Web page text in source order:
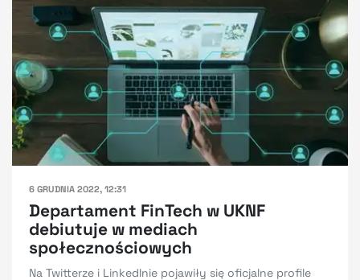
6 GRUDNIA 2022, 12:31
Departament FinTech w UKNF
debiutuje w mediach
społecznościowych
Na Twitterze i LinkedInie pojawiły się oficjalne profile